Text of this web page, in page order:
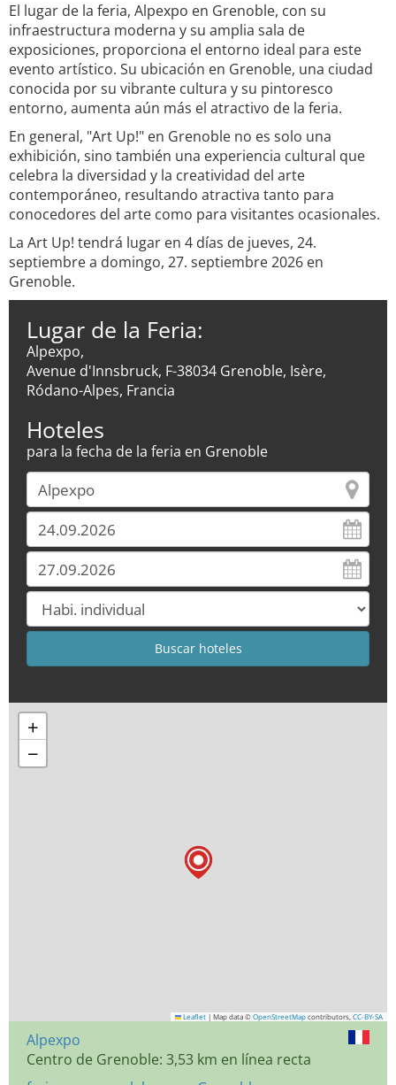
El lugar de la feria, Alpexpo en Grenoble, con su
infraestructura moderna y su amplia sala de
exposiciones, proporciona el entorno ideal para este
evento artístico. Su ubicación en Grenoble, una ciudad
conocida por su vibrante cultura y su pintoresco
entorno, aumenta aún más el atractivo de la feria.
En general, "Art Up!" en Grenoble no es solo una
exhibición, sino también una experiencia cultural que
celebra la diversidad y la creatividad del arte
contemporáneo, resultando atractiva tanto para
conocedores del arte como para visitantes ocasionales.
La Art Up! tendrá lugar en 4 días de jueves, 24.
septiembre a domingo, 27. septiembre 2026 en
Grenoble.
Lugar de la Feria:
Alpexpo,
Avenue d'Innsbruck, F-38034 Grenoble, Isère,
Ródano-Alpes, Francia
Hoteles
para la fecha de la feria en Grenoble
+
−
Leaflet | Map data © OpenStreetMap contributors, CC-BY-SA
Alpexpo
Centro de Grenoble: 3,53 km en línea recta